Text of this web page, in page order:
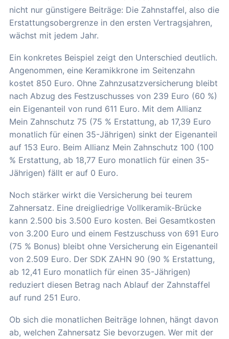
nicht nur günstigere Beiträge: Die Zahnstaffel, also die
Erstattungsobergrenze in den ersten Vertragsjahren,
wächst mit jedem Jahr.
Ein konkretes Beispiel zeigt den Unterschied deutlich.
Angenommen, eine Keramikkrone im Seitenzahn
kostet 850 Euro. Ohne Zahnzusatzversicherung bleibt
nach Abzug des Festzuschusses von 239 Euro (60 %)
ein Eigenanteil von rund 611 Euro. Mit dem Allianz
Mein Zahnschutz 75 (75 % Erstattung, ab 17,39 Euro
monatlich für einen 35-Jährigen) sinkt der Eigenanteil
auf 153 Euro. Beim Allianz Mein Zahnschutz 100 (100
% Erstattung, ab 18,77 Euro monatlich für einen 35-
Jährigen) fällt er auf 0 Euro.
Noch stärker wirkt die Versicherung bei teurem
Zahnersatz. Eine dreigliedrige Vollkeramik-Brücke
kann 2.500 bis 3.500 Euro kosten. Bei Gesamtkosten
von 3.200 Euro und einem Festzuschuss von 691 Euro
(75 % Bonus) bleibt ohne Versicherung ein Eigenanteil
von 2.509 Euro. Der SDK ZAHN 90 (90 % Erstattung,
ab 12,41 Euro monatlich für einen 35-Jährigen)
reduziert diesen Betrag nach Ablauf der Zahnstaffel
auf rund 251 Euro.
Ob sich die monatlichen Beiträge lohnen, hängt davon
ab, welchen Zahnersatz Sie bevorzugen. Wer mit der